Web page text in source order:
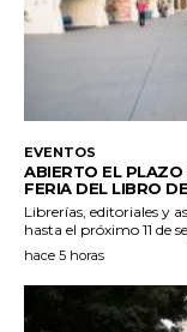
EVENTOS
ABIERTO EL PLAZO
FERIA DEL LIBRO
Librerías, editoriales y
hace 5 horas